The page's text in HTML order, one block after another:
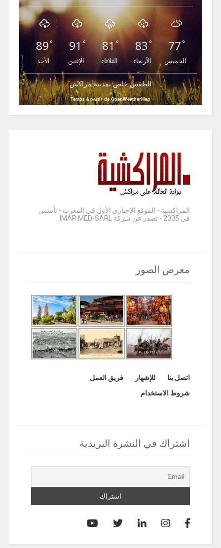
89°
الأحد
91°
الإثنين
81°
الثلاثاء
83 °
الأربعاء
77°
الخميس
الطقس خاص بمدينة مراكش
Temps à partir de OpenWeatherMap
المراكشية - الموقع الإخباري الأول في المغرب - تأسس
في 2005 - تصدر عن شركة IMAR MED-SARL
معرض الصور
اتصل بنا للإشهار
فريق العمل
شروط الاستخدام
اشتراك في النشرة البريدية